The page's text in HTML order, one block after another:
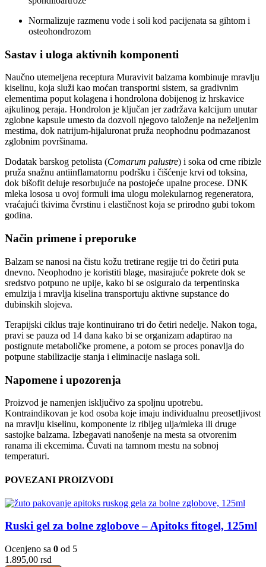
Normalizuje razmenu vode i soli kod pacijenata sa gihtom i
osteohondrozom
Sastav i uloga aktivnih komponenti
Naučno utemeljena receptura Muravivit balzama kombinuje mravlju
kiselinu, koja služi kao moćan transportni sistem, sa gradivnim
elementima poput kolagena i hondrolona dobijenog iz hrskavice
ajkulinog peraja. Hondrolon je ključan jer zadržava kalcijum unutar
zglobne kapsule umesto da dozvoli njegovo taloženje na neželjenim
mestima, dok natrijum-hijaluronat pruža neophodnu podmazanost
zglobnim površinama.
Dodatak barskog petolista (Comarum palustre) i soka od crne ribizle
pruža snažnu antiinflamatornu podršku i čišćenje krvi od toksina,
dok bišofit deluje resorbujuće na postojeće upalne procese. DNK
mleka lososa u ovoj formuli ima ulogu molekularnog regeneratora,
vraćajući tkivima čvrstinu i elastičnost koja se prirodno gubi tokom
godina.
Način primene i preporuke
Balzam se nanosi na čistu kožu tretirane regije tri do četiri puta
dnevno. Neophodno je koristiti blage, masirajuće pokrete dok se
sredstvo potpuno ne upije, kako bi se osiguralo da terpentinska
emulzija i mravlja kiselina transportuju aktivne supstance do
dubinskih slojeva.
Terapijski ciklus traje kontinuirano tri do četiri nedelje. Nakon toga,
pravi se pauza od 14 dana kako bi se organizam adaptirao na
postignute metaboličke promene, a potom se proces ponavlja do
potpune stabilizacije stanja i eliminacije naslaga soli.
Napomene i upozorenja
Proizvod je namenjen isključivo za spoljnu upotrebu.
Kontraindikovan je kod osoba koje imaju individualnu preosetljivost
na mravlju kiselinu, komponente iz ribljeg ulja/mleka ili druge
sastojke balzama. Izbegavati nanošenje na mesta sa otvorenim
ranama ili ekcemima. Čuvati na tamnom mestu na sobnoj
temperaturi.
POVEZANI PROIZVODI
Ruski gel za bolne zglobove – Apitoks fitogel, 125ml
Ocenjeno sa 0 od 5
1.895,00 rsd